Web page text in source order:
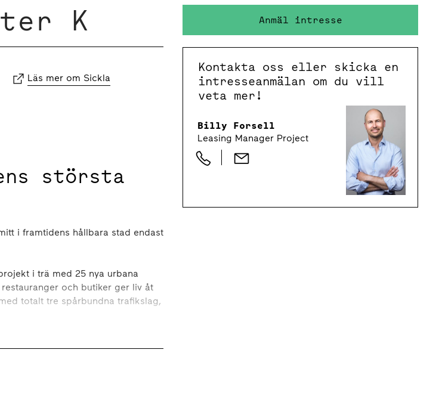
K
Läs mer om Sickla
största
i framtidens hållbara stad endast
i trä med 25 nya urbana
och butiker ger liv åt
totalt tre spårbundna trafikslag,
Anmäl intresse
Kontakta oss eller skicka en
intresseanmälan om du vill
veta mer!
Billy Forsell
Leasing Manager Project